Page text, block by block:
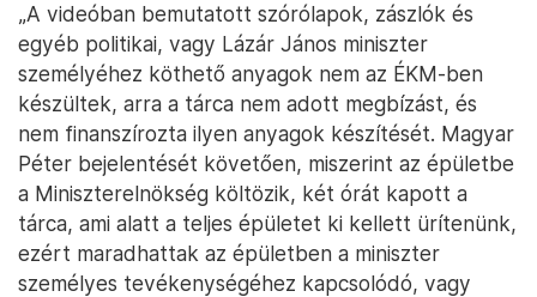
„A videóban bemutatott szórólapok, zászlók és
egyéb politikai, vagy Lázár János miniszter
személyéhez köthető anyagok nem az ÉKM-ben
készültek, arra a tárca nem adott megbízást, és
nem finanszírozta ilyen anyagok készítését. Magyar
Péter bejelentését követően, miszerint az épületbe
a Miniszterelnökség költözik, két órát kapott a
tárca, ami alatt a teljes épületet ki kellett ürítenünk,
ezért maradhattak az épületben a miniszter
személyes tevékenységéhez kapcsolódó, vagy